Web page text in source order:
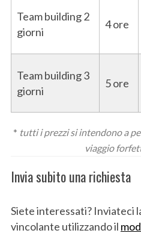
Team building 2
giorni
4 ore
Team building 3
giorni
5 ore
* tutti i prezzi si intendono a
viaggio
Invia subito una richiesta
Siete interessati? Inviateci
vincolante utilizzando il